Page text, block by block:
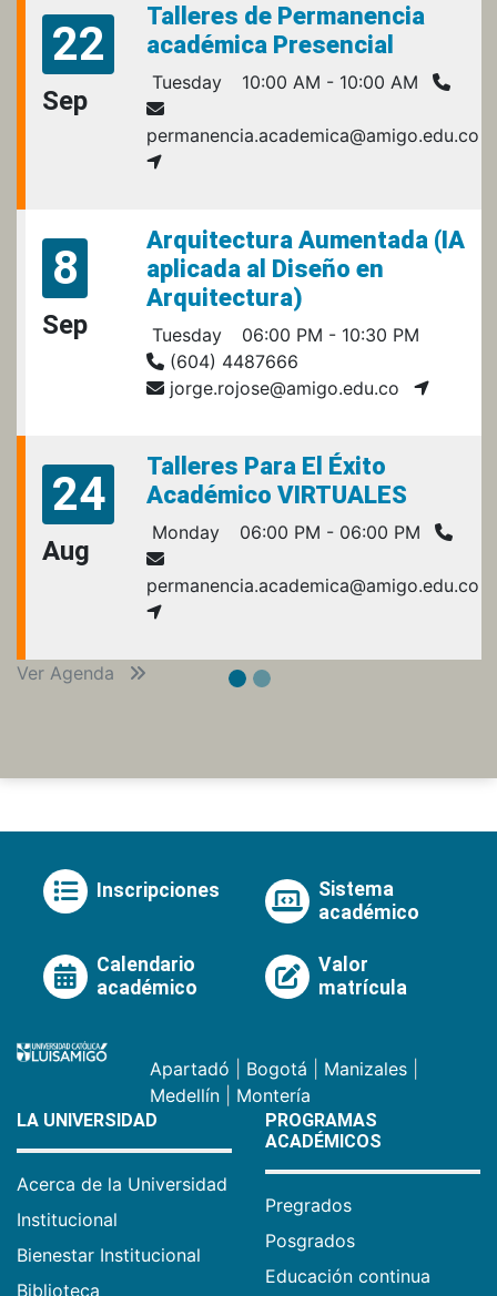
22
Sep
Talleres de Permanencia
académica Presencial
Tuesday 10:00 AM - 10:00 AM
permanencia.academica@amigo.edu.co
8
Sep
Arquitectura Aumentada (IA
aplicada al Diseño en
Arquitectura)
Tuesday
06:00 PM - 10:30 PM
(604) 4487666
jorge.rojose@amigo.edu.co
24
Aug
Talleres Para El Éxito
Académico VIRTUALES
Monday 06:00 PM - 06:00 PM
permanencia.academica@amigo.edu.co
Ver Agenda
Inscripciones
Sistema
académico
Calendario
académico
Valor
matrícula
Apartadó Bogotá Manizales
Medellín
Montería
LA UNIVERSIDAD
Acerca de la Universidad
Institucional
Bienestar Institucional
Biblioteca
PROGRAMAS
ACADÉMICOS
Pregrados
Posgrados
Educación continua